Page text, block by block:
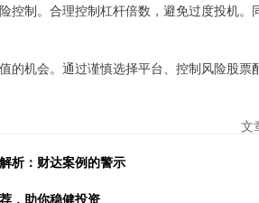
控制。合理控制杠杆倍数，避免过度投机。
的机会。通过谨慎选择平台、控制风险股
文
析：财达案例的警示
，助你稳健投资